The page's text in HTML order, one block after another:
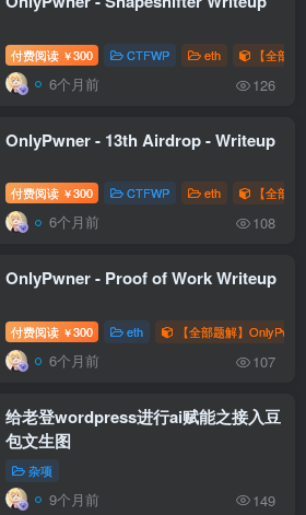
付费阅读 ￥300 CTFWP eth 【全部
6个月前 126
OnlyPwner - 13th Airdrop - Writeup
付费阅读 ￥300 CTFWP eth 【全部
6个月前 108
OnlyPwner - Proof of Work Writeup
付费阅读 ￥300 eth 【全部题解】
6个月前 107
给老登wordpress进行ai赋能之接入豆
包文生图
杂项
9个月前 149